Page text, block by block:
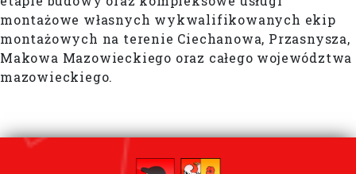
montażowe własnych wykwalifikowanych ekip
montażowych na terenie Ciechanowa, Przasnysza,
Makowa Mazowieckiego oraz całego województwa
mazowieckiego.